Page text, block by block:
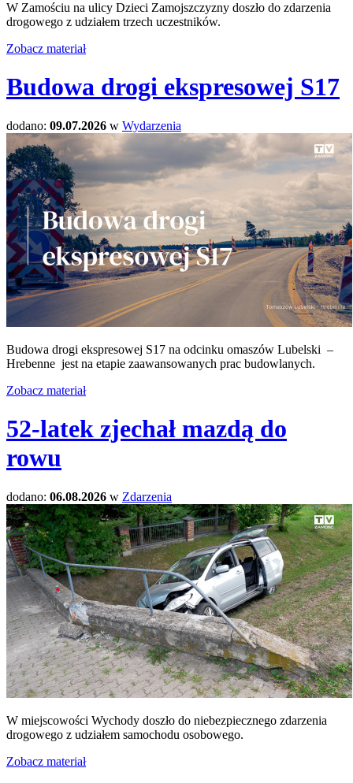
W Zamościu na ulicy Dzieci Zamojszczyzny doszło do zdarzenia
drogowego z udziałem trzech uczestników.
Zobacz materiał
Budowa drogi ekspresowej S17
dodano: 09.07.2026 w Wydarzenia
Budowa drogi ekspresowej S17 na odcinku omaszów Lubelski –
Hrebenne jest na etapie zaawansowanych prac budowlanych.
Zobacz materiał
52-latek zjechał mazdą do
rowu
dodano: 06.08.2026 w Zdarzenia
W miejscowości Wychody doszło do niebezpiecznego zdarzenia
drogowego z udziałem samochodu osobowego.
Zobacz materiał